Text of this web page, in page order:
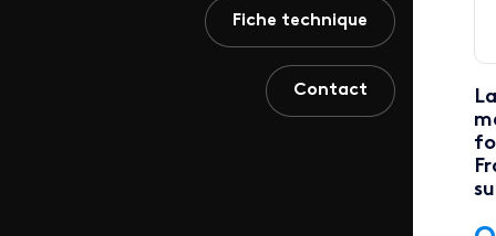
Fiche technique
Contact